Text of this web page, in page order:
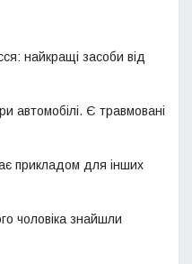
найкращі засоби від
автомобілі. Є травмовані
прикладом для інших
чоловіка знайшли